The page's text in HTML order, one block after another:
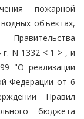
пожарной
объектах,
N 1332 < 1 > , и
"О реализации
Федерации от 6
Правил
бюджета